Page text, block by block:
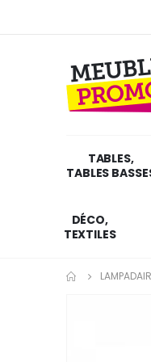
TABLES,
TABLES
DÉCO,
TEXTILES